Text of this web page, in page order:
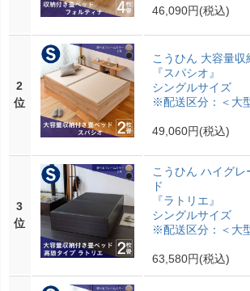
46,090円(税込)
2
位
こうひん 大容量収
『スパシオ』
シングルサイズ
※配送区分：＜大
49,060円(税込)
3
位
こうひん ハイグ
ド
『ラトリエ』
シングルサイズ
※配送区分：＜大
63,580円(税込)